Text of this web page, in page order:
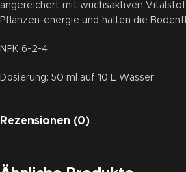
angereichert mit wuchsaktiven
Pflanzen-energie und halten die
NPK 6-2-4
Dosierung: 50 ml auf 10 L Wasser
Rezensionen (0)